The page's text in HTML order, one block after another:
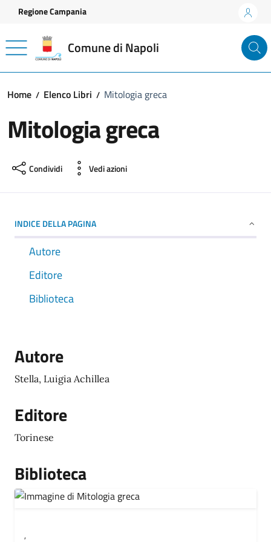
Vai ai contenuti
Vai al footer
Regione Campania
Comune di Napoli
Home Elenco Libri Mitologia greca
Mitologia greca
Condividi Vedi azioni
INDICE DELLA PAGINA
Autore
Editore
Biblioteca
Autore
Stella, Luigia Achillea
Editore
Torinese
Biblioteca
,